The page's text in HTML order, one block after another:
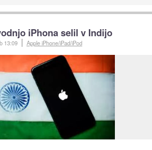
iPhona selil v Indijo
13:09 Apple iPhone/iPad/iPod